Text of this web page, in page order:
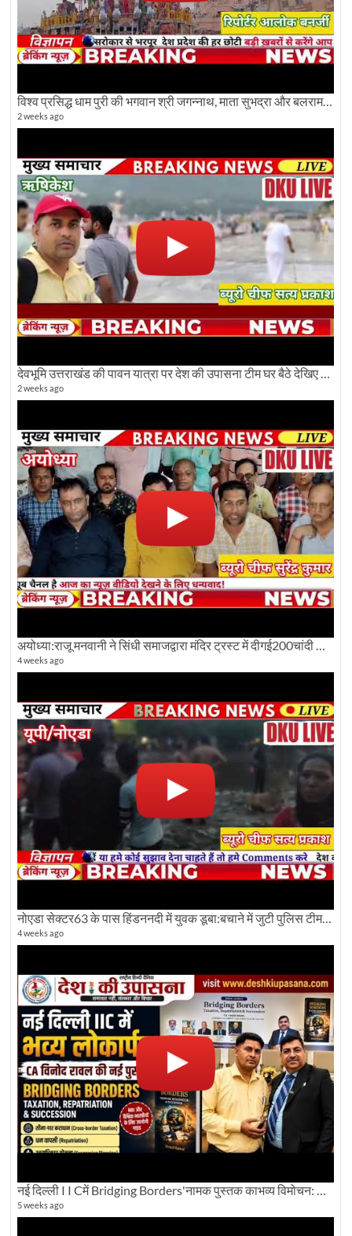
विश्व प्रसिद्ध धाम पुरी की भगवान श्री जगन्नाथ, माता सुभद्रा और बलराम जी की भव्य शोभा यात्रा देखिए
2 weeks ago
देवभूमि उत्तराखंड की पावन यात्रा पर देश की उपासना टीम घर बैठे देखिए अलौकिक दृश्य
2 weeks ago
अयोध्या:राजू मनवानी ने सिंधी समाजद्वारा मंदिर ट्रस्ट में दीगई200चांदी की ईंटों पर सवाल का किया विरोध
4 weeks ago
नोएडा सेक्टर63 के पास हिंडननदी में युवक डूबा:बचाने में जुटी पुलिस टीम: देखिए पूरी ग्राउंड रिपोर्टिंग
4 weeks ago
नई दिल्ली I I Cमें Bridging Borders'नामक पुस्तक काभव्य विमोचन: Dku ब्यूरो चीफ की ग्राउंड रिपोर्टिंग
5 weeks ago